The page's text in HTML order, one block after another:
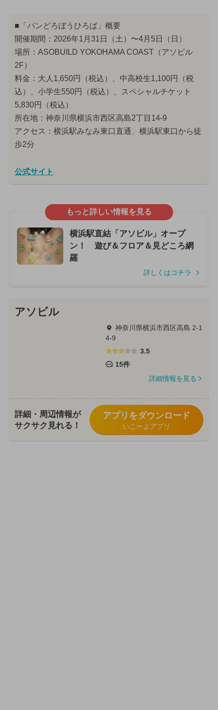
■「パンどろぼうひろば」概要
開催期間：2026年1月31日（土）〜4月5日（日）
場所：ASOBUILD YOKOHAMA COAST（アソビル
2F）
料金：大人1,650円（税込）、中高校生1,100円（税
込）、小学生550円（税込）、スペシャルチケット
5,830円（税込）
所在地：神奈川県横浜市西区高島2丁目14-9
アクセス：横浜駅みなみ東口直通、横浜駅東口から徒
歩2分
公式サイト
もっと詳しい情報を見る
横浜駅直結「アソビル」オープ
ン！ 遊び＆フロア＆見どころ網
羅
詳しくはコチラ
アソビル
神奈川県横浜市西区高島 2-1
4-9
3.5
15件
詳細情報を見る
詳細・周辺情報が
サクサク見れる！
アプリをダウンロード
いこーよアプリ